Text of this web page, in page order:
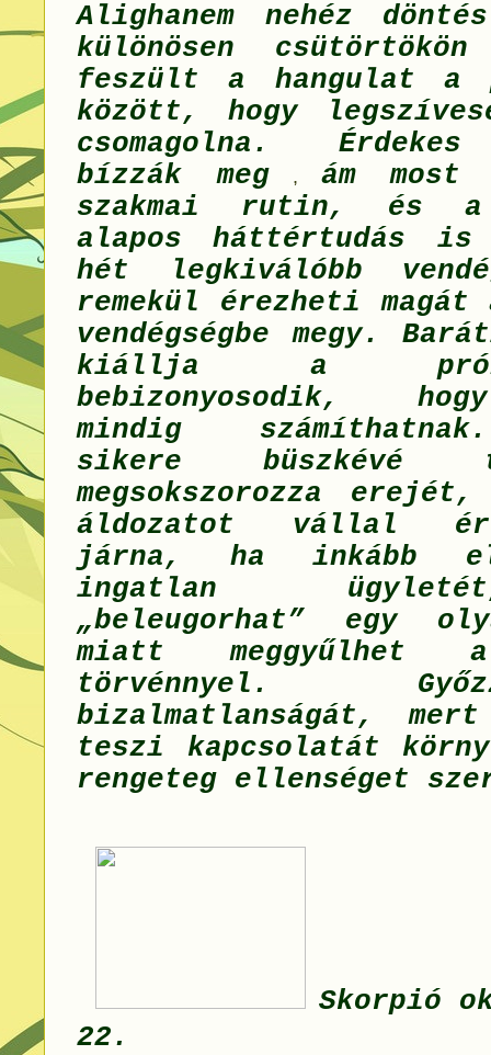
Alighanem nehéz
különösen
feszült a hangulat a
között, hogy
csomagolna.
bízzák meg, ám
szakmai rutin, és
alapos háttértudás
hét legkiválóbb
remekül érezheti
vendégségbe megy.
kiállja a
bebizonyosodik,
mindig
sikere
megsokszorozza erejét,
áldozatot vállal
járna, ha inkább
ingatlan
„beleugorhat” egy
miatt
törvénnyel.
bizalmatlanságát,
teszi kapcsolatát
rengeteg ellenséget
Skorpió
22.